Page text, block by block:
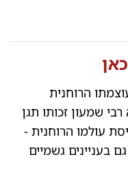
הרוחנית
שמעון זכותו תגן
עולמו הרוחנית -
בעניינים גשמיים